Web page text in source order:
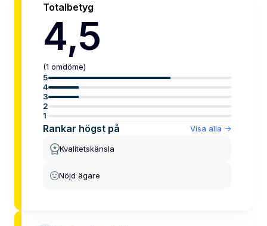
Totalbetyg
4,5
(1 omdöme)
5
4
3
2
1
Rankar högst på Visa alla ->
Kvalitetskänsla
Nöjd ägare